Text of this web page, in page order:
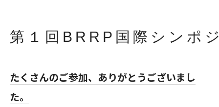
第１回BRRP国際シンポ
たくさんのご参加、ありがとうございまし
た。